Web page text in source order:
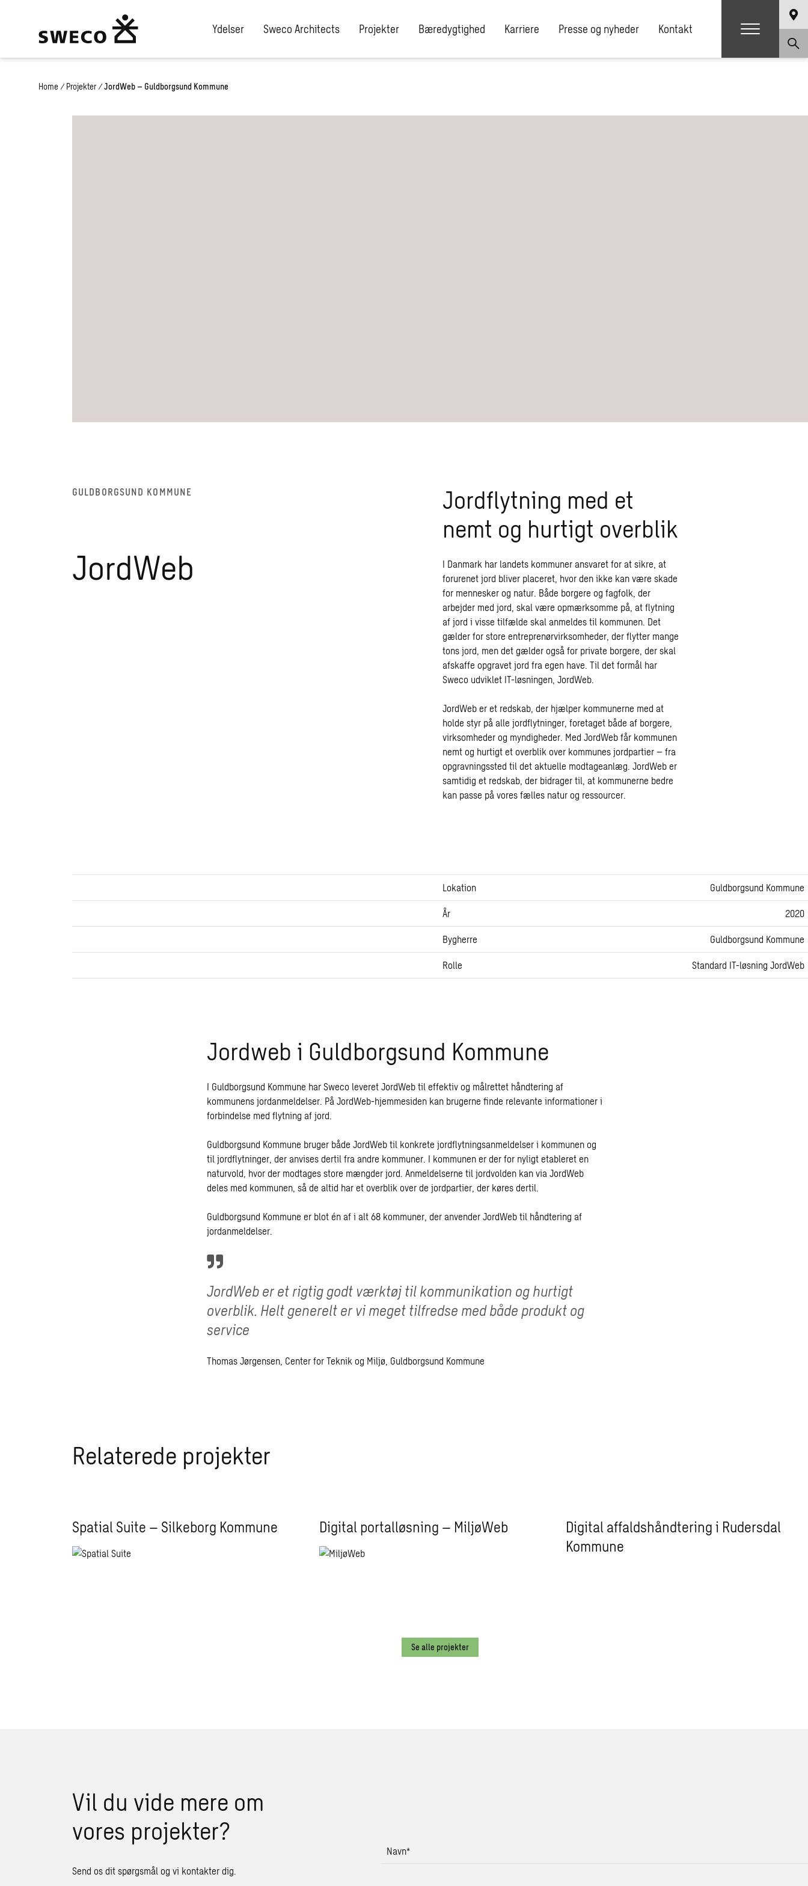
Ydelser Sweco Architects Projekter Bæredygtighed Karriere Presse og nyheder Kontakt
Home / Projekter / JordWeb – Guldborgsund Kommune
GULDBORGSUND KOMMUNE
JordWeb
Jordflytning med et
nemt og hurtigt overblik
I Danmark har landets kommuner ansvaret for at sikre, at
forurenet jord bliver placeret, hvor den ikke kan være skade
for mennesker og natur. Både borgere og fagfolk, der
arbejder med jord, skal være opmærksomme på, at flytning
af jord i visse tilfælde skal anmeldes til kommunen. Det
gælder for store entreprenørvirksomheder, der flytter mange
tons jord, men det gælder også for private borgere, der skal
afskaffe opgravet jord fra egen have. Til det formål har
Sweco udviklet IT-løsningen, JordWeb.
JordWeb er et redskab, der hjælper kommunerne med at
holde styr på alle jordflytninger, foretaget både af borgere,
virksomheder og myndigheder. Med JordWeb får kommunen
nemt og hurtigt et overblik over kommunes jordpartier – fra
opgravningssted til det aktuelle modtageanlæg. JordWeb er
samtidig et redskab, der bidrager til, at kommunerne bedre
kan passe på vores fælles natur og ressourcer.
Lokation Guldborgsund Kommune
År 2020
Bygherre Guldborgsund Kommune
Rolle Standard IT-løsning JordWeb
Jordweb i Guldborgsund Kommune
I Guldborgsund Kommune har Sweco leveret JordWeb til effektiv og målrettet håndtering af
kommunens jordanmeldelser. På JordWeb-hjemmesiden kan brugerne finde relevante informationer i
forbindelse med flytning af jord.
Guldborgsund Kommune bruger både JordWeb til konkrete jordflytningsanmeldelser i kommunen og
til jordflytninger, der anvises dertil fra andre kommuner. I kommunen er der for nyligt etableret en
naturvold, hvor der modtages store mængder jord. Anmeldelserne til jordvolden kan via JordWeb
deles med kommunen, så de altid har et overblik over de jordpartier, der køres dertil.
Guldborgsund Kommune er blot én af i alt 68 kommuner, der anvender JordWeb til håndtering af
jordanmeldelser.
JordWeb er et rigtig godt værktøj til kommunikation og hurtigt
overblik. Helt generelt er vi meget tilfredse med både produkt og
service
Thomas Jørgensen, Center for Teknik og Miljø, Guldborgsund Kommune
Relaterede projekter
Spatial Suite – Silkeborg Kommune Digital portalløsning – MiljøWeb
Digital affaldshåndtering i Rudersdal
Kommune
Se alle projekter
Vil du vide mere om
vores projekter?
Send os dit spørgsmål og vi kontakter dig.
Navn*